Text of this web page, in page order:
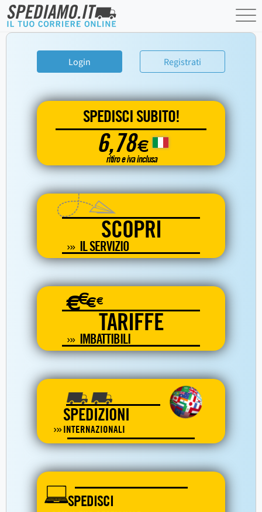
Login Registrati
SPEDISCI SUBITO!
6,78€
ritiro e iva inclusa
SCOPRI
IL SERVIZIO
€€€€
TARIFFE
IMBATTIBILI
SPEDIZIONI
INTERNAZIONALI
SPEDISCI